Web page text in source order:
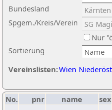
Sortierung
Bundesland
Spgem./Kreis/Verein
Nur
Vereinslisten:Wien
No. pnr name sex